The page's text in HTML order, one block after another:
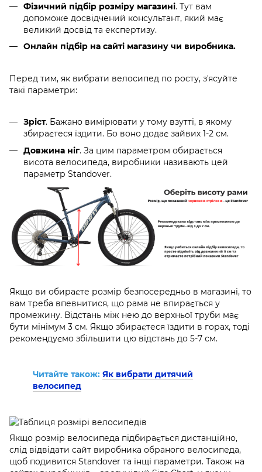
Фізичний підбір розміру магазині. Тут вам
допоможе досвідчений консультант, який має
великий досвід та експертизу.
Онлайн підбір на сайті магазину чи виробника.
Перед тим, як вибрати велосипед по росту, зʼясуйте
такі параметри:
Зріст. Бажано вимірювати у тому взутті, в якому
збираєтеся їздити. Бо воно додає зайвих 1-2 см.
Довжина ніг. За цим параметром обирається
висота велосипеда, виробники називають цей
параметр Standover.
Якщо ви обираєте розмір безпосередньо в магазині, то
вам треба впевнитися, що рама не впирається у
промежину. Відстань між нею до верхньої труби має
бути мінімум 3 см. Якщо збираєтеся їздити в горах, тоді
рекомендуємо збільшити цю відстань до 5-7 см.
Читайте також: Як вибрати дитячий
велосипед
Якщо розмір велосипеда підбирається дистанційно,
слід відвідати сайт виробника обраного велосипеда,
щоб подивится Standover та інщі параметри. Також на